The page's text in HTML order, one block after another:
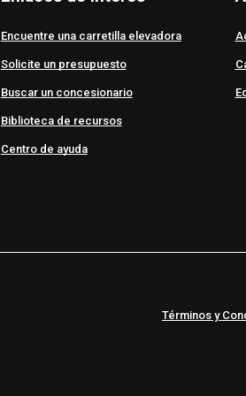
Encuentre una carretilla elevadora
Solicite un presupuesto
Buscar un concesionario
Biblioteca de recursos
Centro de ayuda
Términos y